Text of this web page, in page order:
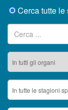
Cerca tutte
Ricerca per: